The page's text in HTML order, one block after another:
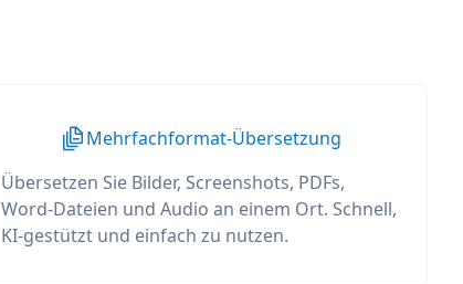
Mehrfachformat-Übersetzung
Übersetzen Sie Bilder, Screenshots, PDFs,
Word-Dateien und Audio an einem Ort. Schnell,
KI-gestützt und einfach zu nutzen.